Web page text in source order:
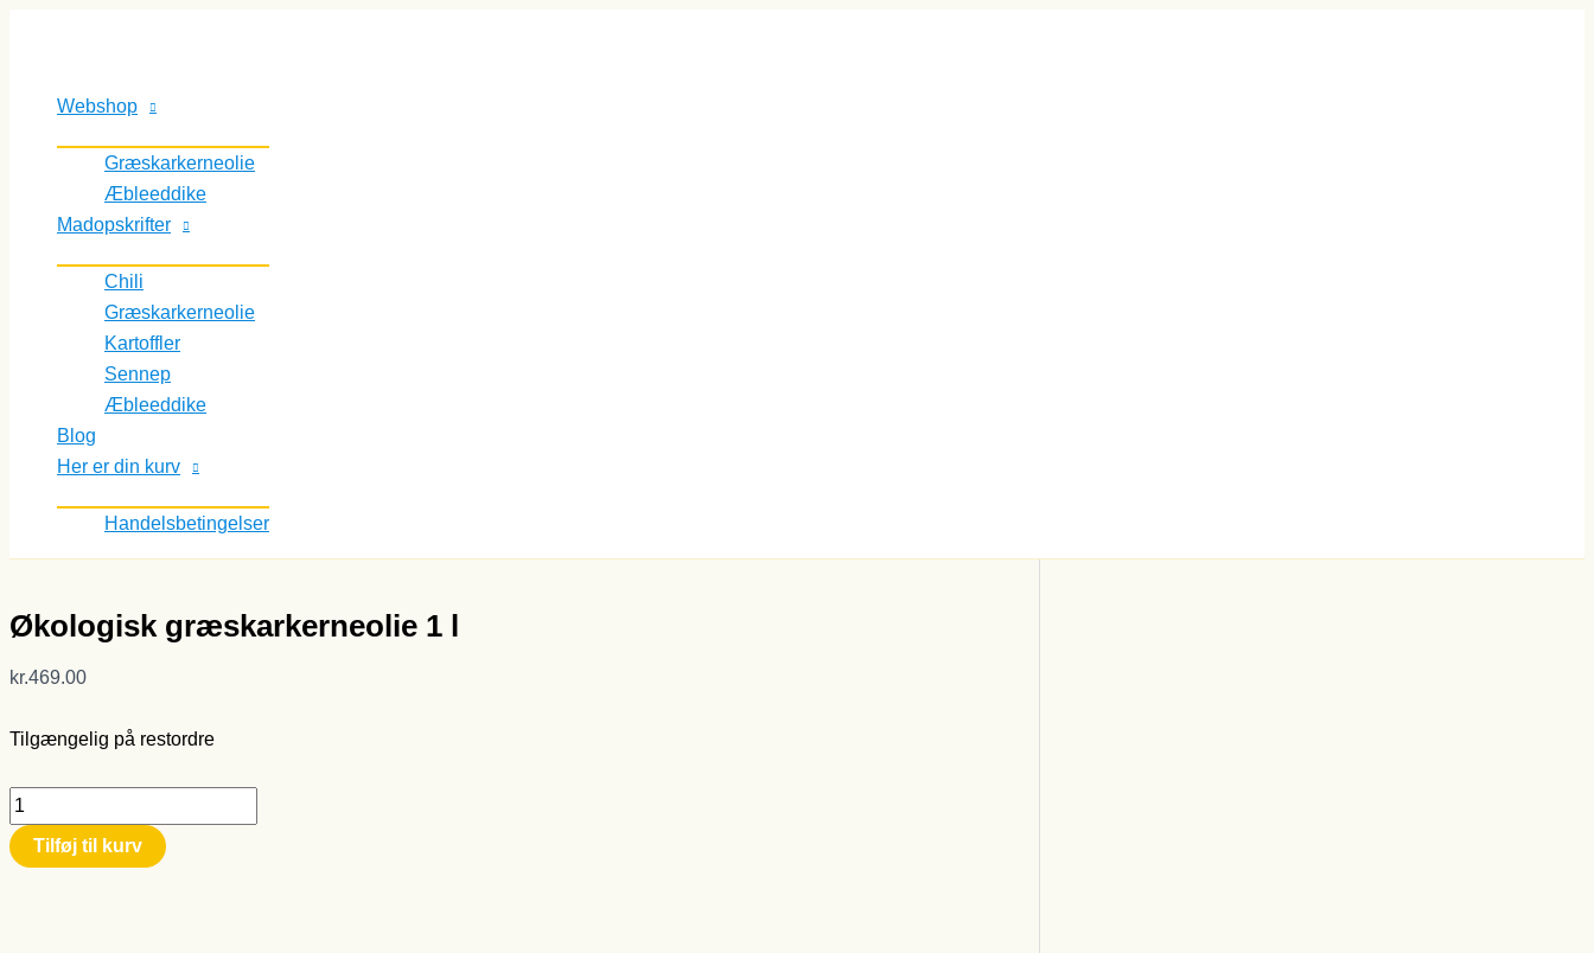
Webshop
Græskarkerneolie
Æbleeddike
Madopskrifter
Chili
Græskarkerneolie
Kartoffler
Sennep
Æbleeddike
Blog
Her er din kurv
Handelsbetingelser
Økologisk græskarkerneolie 1 l
kr.469.00
Tilgængelig på restordre
Tilføj til kurv